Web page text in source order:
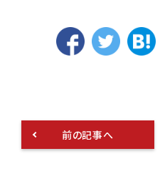
前の記事へ